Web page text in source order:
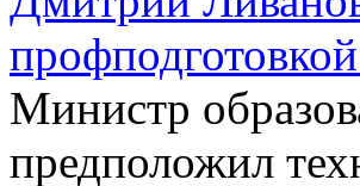
Министр
предположил